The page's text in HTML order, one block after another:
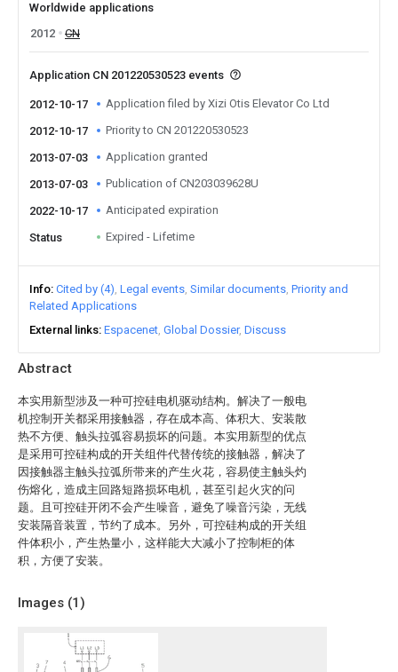
Abstract
本实用新型涉及一种可控硅电机驱动结构。解决了一般电
机控制开关都采用接触器，存在成本高、体积大、安装散
热不方便、触头拉弧容易损坏的问题。本实用新型的优点
是采用可控硅构成的开关组件代替传统的接触器，解决了
因接触器主触头拉弧所带来的产生火花，容易使主触头灼
伤熔化，造成主回路短路损坏电机，甚至引起火灾的问
题。且可控硅开闭不会产生噪音，避免了噪音污染，无线
安装隔音装置，节约了成本。另外，可控硅构成的开关组
件体积小，产生热量小，这样能大大减小了控制柜的体
积，方便了安装。
Images (1)
Worldwide applications
2012
CN
Application CN 201220530523 events
2012-10-17 Application filed by Xizi Otis Elevator Co Ltd
2012-10-17 Priority to CN 201220530523
2013-07-03 Application granted
2013-07-03 Publication of CN203039628U
2022-10-17 Anticipated expiration
Status Expired - Lifetime
Info Cited by (4) Legal events Similar documents Priority and
Related Applications
External links Espacenet Global Dossier Discuss